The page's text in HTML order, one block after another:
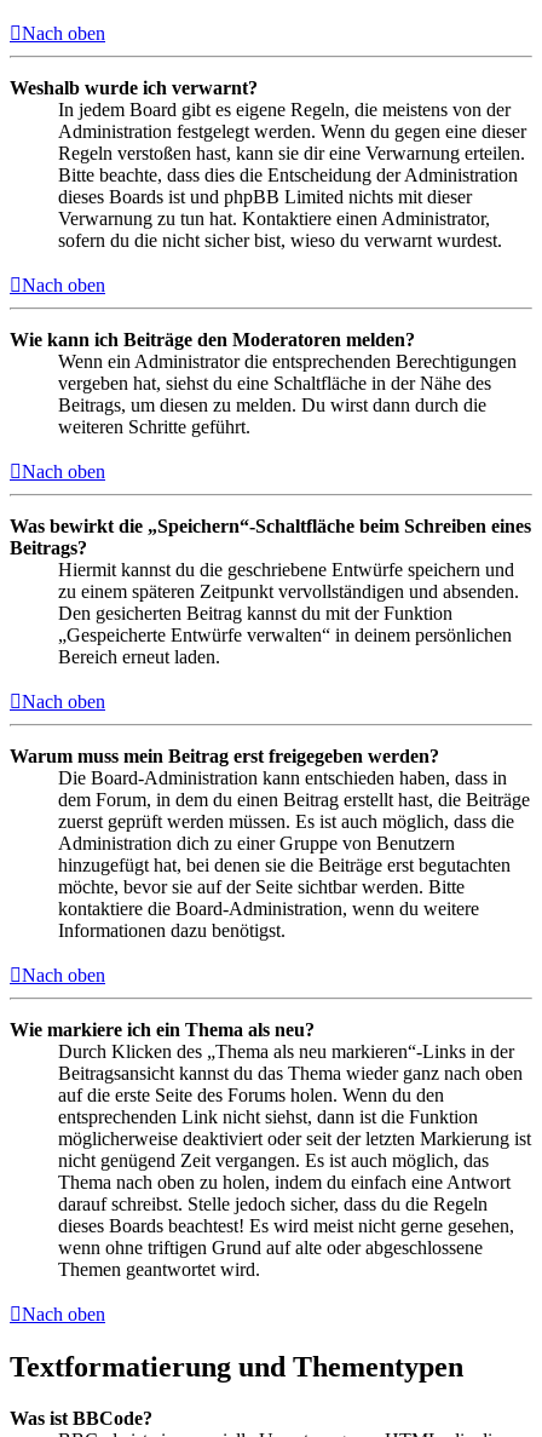
Nach oben
Weshalb wurde ich verwarnt?
In jedem Board gibt es eigene Regeln, die meistens von der
Administration festgelegt werden. Wenn du gegen eine dieser
Regeln verstoßen hast, kann sie dir eine Verwarnung erteilen.
Bitte beachte, dass dies die Entscheidung der Administration
dieses Boards ist und phpBB Limited nichts mit dieser
Verwarnung zu tun hat. Kontaktiere einen Administrator,
sofern du die nicht sicher bist, wieso du verwarnt wurdest.
Nach oben
Wie kann ich Beiträge den Moderatoren melden?
Wenn ein Administrator die entsprechenden Berechtigungen
vergeben hat, siehst du eine Schaltfläche in der Nähe des
Beitrags, um diesen zu melden. Du wirst dann durch die
weiteren Schritte geführt.
Nach oben
Was bewirkt die „Speichern“-Schaltfläche beim Schreiben eines
Beitrags?
Hiermit kannst du die geschriebene Entwürfe speichern und
zu einem späteren Zeitpunkt vervollständigen und absenden.
Den gesicherten Beitrag kannst du mit der Funktion
„Gespeicherte Entwürfe verwalten“ in deinem persönlichen
Bereich erneut laden.
Nach oben
Warum muss mein Beitrag erst freigegeben werden?
Die Board-Administration kann entschieden haben, dass in
dem Forum, in dem du einen Beitrag erstellt hast, die Beiträge
zuerst geprüft werden müssen. Es ist auch möglich, dass die
Administration dich zu einer Gruppe von Benutzern
hinzugefügt hat, bei denen sie die Beiträge erst begutachten
möchte, bevor sie auf der Seite sichtbar werden. Bitte
kontaktiere die Board-Administration, wenn du weitere
Informationen dazu benötigst.
Nach oben
Wie markiere ich ein Thema als neu?
Durch Klicken des „Thema als neu markieren“-Links in der
Beitragsansicht kannst du das Thema wieder ganz nach oben
auf die erste Seite des Forums holen. Wenn du den
entsprechenden Link nicht siehst, dann ist die Funktion
möglicherweise deaktiviert oder seit der letzten Markierung ist
nicht genügend Zeit vergangen. Es ist auch möglich, das
Thema nach oben zu holen, indem du einfach eine Antwort
darauf schreibst. Stelle jedoch sicher, dass du die Regeln
dieses Boards beachtest! Es wird meist nicht gerne gesehen,
wenn ohne triftigen Grund auf alte oder abgeschlossene
Themen geantwortet wird.
Nach oben
Textformatierung und Thementypen
Was ist BBCode?